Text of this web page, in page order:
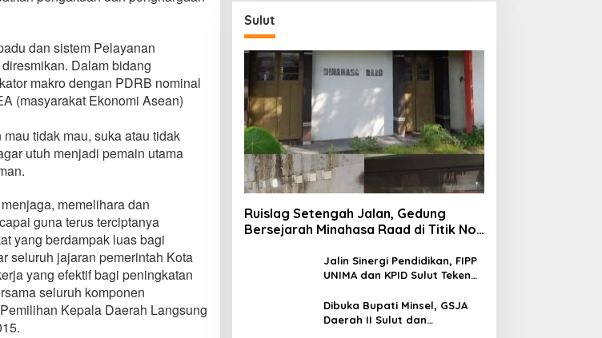
dan sistem Pelayanan
Dalam bidang
makro dengan PDRB nominal
(masyarakat Ekonomi Asean)
tidak mau, suka atau tidak
utuh menjadi pemain utama
memelihara dan
guna terus terciptanya
yang berdampak luas bagi
seluruh jajaran pemerintah Kota
yang efektif bagi peningkatan
seluruh komponen
Kepala Daerah Langsung
Sulut
Ruislag Setengah Jalan, Gedung
Bersejarah Minahasa Raad di Titik Nol
Jalin Sinergi Pendidikan, FIPP
UNIMA dan KPID Sulut Teken
Antusias Serap Materi Literasi
Penyiaran
Dibuka Bupati Minsel, GSJA
Daerah II Sulut dan